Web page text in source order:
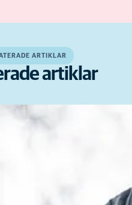
ARTIKLAR
artiklar